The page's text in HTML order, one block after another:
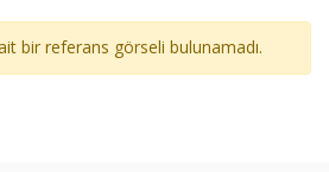
bir referans görseli bulunamadı.